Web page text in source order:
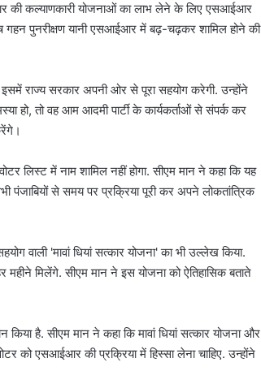
की कल्याणकारी योजनाओं का लाभ लेने के लिए एसआईआर
गहन पुनरीक्षण यानी एसआईआर में बढ़-चढ़कर शामिल होने की
राज्य सरकार अपनी ओर से पूरा सहयोग करेगी. उन्होंने
हो, तो वह आम आदमी पार्टी के कार्यकर्ताओं से संपर्क कर
लिस्ट में नाम शामिल नहीं होगा. सीएम मान ने कहा कि यह
पंजाबियों से समय पर प्रक्रिया पूरी कर अपने लोकतांत्रिक
वाली 'मावां धियां सत्कार योजना' का भी उल्लेख किया.
मिलेंगे. सीएम मान ने इस योजना को ऐतिहासिक बताते
है. सीएम मान ने कहा कि मावां धियां सत्कार योजना और
को एसआईआर की प्रक्रिया में हिस्सा लेना चाहिए. उन्होंने